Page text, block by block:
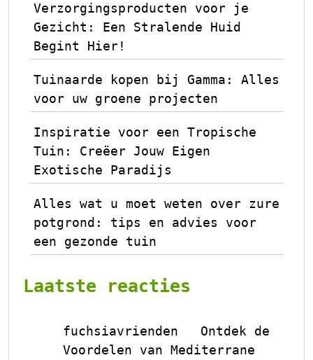
Verzorgingsproducten voor je
Gezicht: Een Stralende Huid
Begint Hier!
Tuinaarde kopen bij Gamma: Alles
voor uw groene projecten
Inspiratie voor een Tropische
Tuin: Creëer Jouw Eigen
Exotische Paradijs
Alles wat u moet weten over zure
potgrond: tips en advies voor
een gezonde tuin
Laatste reacties
fuchsiavrienden
Ontdek de
Voordelen van Mediterrane